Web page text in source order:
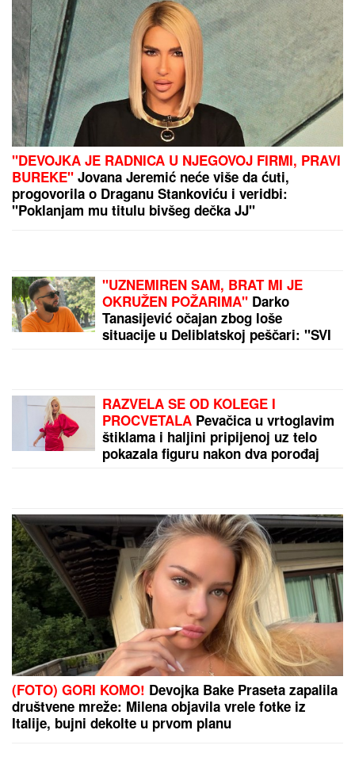
TU JE NIKOLA JOKIĆ:Dušan Alimpijević objavio
spisak reprezentacije Srbije
"ZOVU IH "BUVE" OVDE PO LJIGU"Komšije
progovorile o PORODICI Jovane Jeremić: "Brat joj
je otišao, jer se posvađao sa roditeljima"
"DEVOJKA JE RADNICA U NJEGOVOJ FIRMI, PRAVI
BUREKE"Jovana Jeremić neće više da ćuti,
progovorila o Draganu Stankoviću i veridbi: